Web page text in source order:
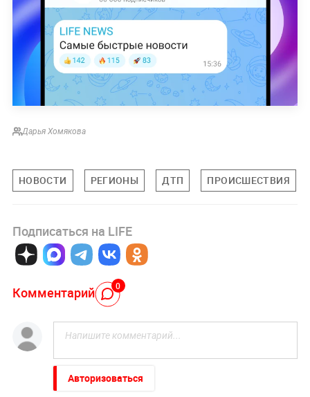
Дарья Хомякова
НОВОСТИ РЕГИОНЫ ДТП ПРОИСШЕСТВИЯ
Подписаться на LIFE
Комментарий 0
Авторизоваться